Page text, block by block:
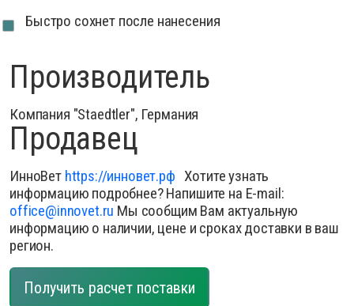
Быстро сохнет после нанесения
Производитель
Компания "Staedtler", Германия
Продавец
ИнноВет https://инновет.рф Хотите узнать
информацию подробнее? Напишите на E-mail:
office@innovet.ru Мы сообщим Вам актуальную
информацию о наличии, цене и сроках доставки в ваш
регион.
Получить расчет поставки